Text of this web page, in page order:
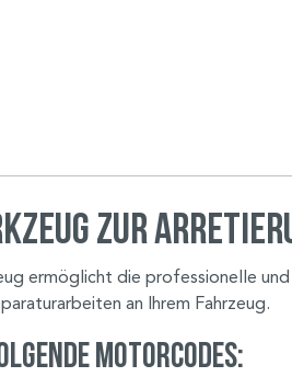
zur
ermöglicht die professionelle
an Ihrem Fahrzeug.
Motorcodes: